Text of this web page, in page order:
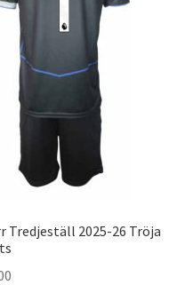
kan
produktsidan
Tredjeställ 2025-26 Tröja